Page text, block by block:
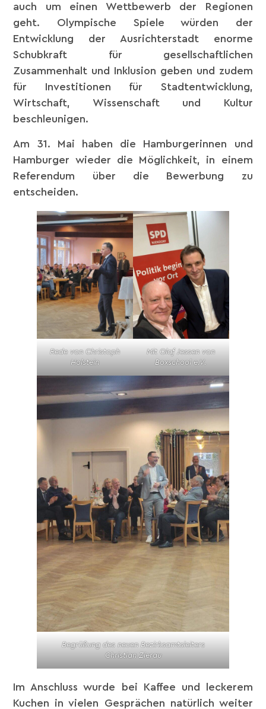
auch um einen Wettbewerb der Regionen
geht. Olympische Spiele würden der
Entwicklung der Ausrichterstadt enorme
Schubkraft für gesellschaftlichen
Zusammenhalt und Inklusion geben und zudem
für Investitionen für Stadtentwicklung,
Wirtschaft, Wissenschaft und Kultur
beschleunigen.
Am 31. Mai haben die Hamburgerinnen und
Hamburger wieder die Möglichkeit, in einem
Referendum über die Bewerbung zu
entscheiden.
Rede von Christoph
Holstein
Mit Olaf Jessen von
Boxschool e.V.
Begrüßung des neuen Bezirksamtsleiters
Christian Zierau
Im Anschluss wurde bei Kaffee und leckerem
Kuchen in vielen Gesprächen natürlich weiter